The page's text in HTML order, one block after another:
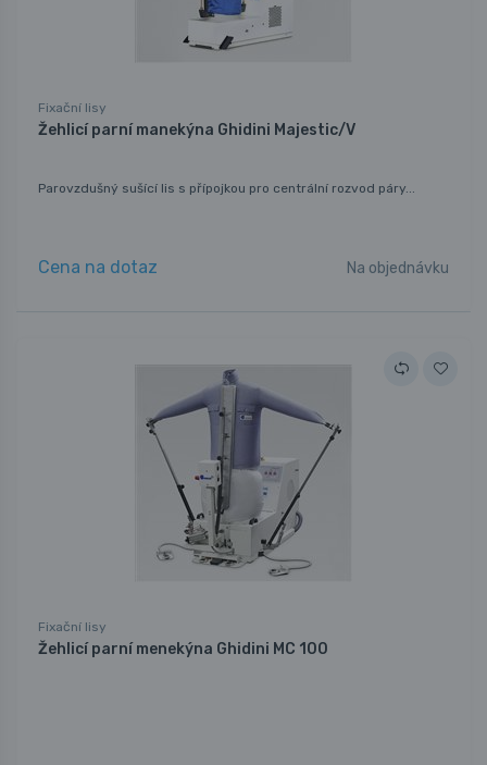
Fixační lisy
Žehlicí parní manekýna Ghidini Majestic/V
Parovzdušný sušící lis s přípojkou pro centrální rozvod páry...
Cena na dotaz Na objednávku
Fixační lisy
Žehlicí parní menekýna Ghidini MC 100